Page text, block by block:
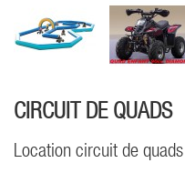
CIRCUIT DE QUADS
Location circuit de